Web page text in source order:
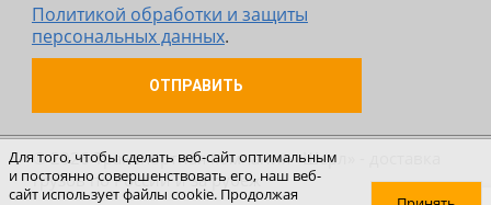
Политикой обработки и защиты
персональных данных.
ОТПРАВИТЬ
© 2026 Транспортная компания «Шерл» - доставка
грузов по России и за рубеж
Для того, чтобы сделать веб-сайт оптимальным
и постоянно совершенствовать его, наш веб-
сайт использует файлы cookie. Продолжая